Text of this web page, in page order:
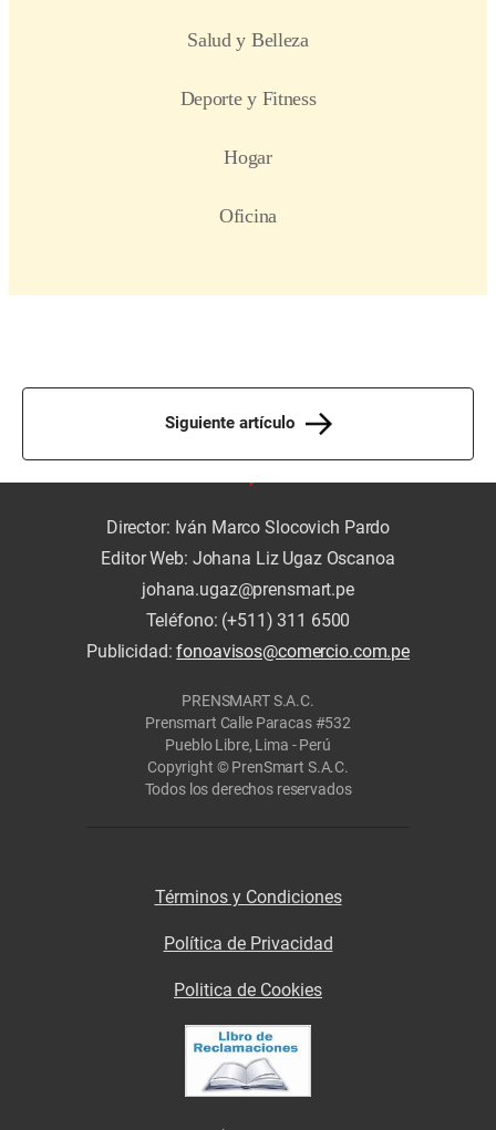
Siguiente artículo
Director: Iván Marco Slocovich Pardo
Editor Web: Johana Liz Ugaz Oscanoa
johana.ugaz@prensmart.pe
Teléfono: (+511) 311 6500
Publicidad:fonoavisos@comercio.com.pe
PRENSMART S.A.C.
Prensmart Calle Paracas #532
Pueblo Libre, Lima - Perú
Copyright © PrenSmart S.A.C.
Todos los derechos reservados
Términos y Condiciones
Política de Privacidad
Politica de Cookies